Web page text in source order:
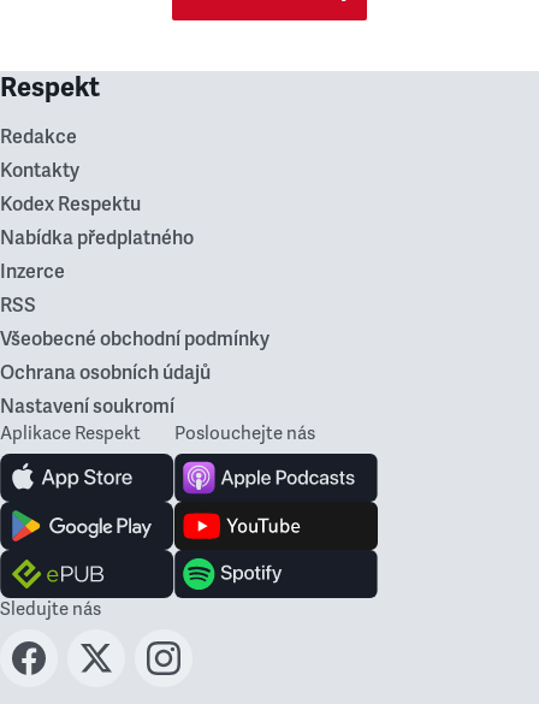
Respekt
Redakce
Kontakty
Kodex Respektu
Nabídka předplatného
Inzerce
RSS
Všeobecné obchodní podmínky
Ochrana osobních údajů
Nastavení soukromí
Aplikace Respekt Poslouchejte nás
Sledujte nás